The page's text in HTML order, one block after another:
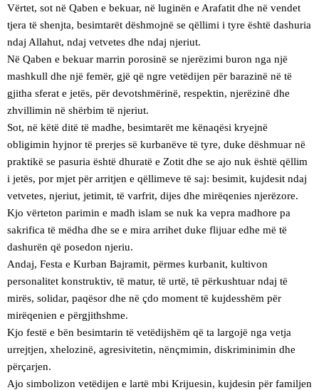
Vërtet, sot në Qaben e bekuar, në luginën e Arafatit dhe në vendet
tjera të shenjta, besimtarët dëshmojnë se qëllimi i tyre është dashuria
ndaj Allahut, ndaj vetvetes dhe ndaj njeriut.
Në Qaben e bekuar marrin porosinë se njerëzimi buron nga një
mashkull dhe një femër, gjë që ngre vetëdijen për barazinë në të
gjitha sferat e jetës, për devotshmërinë, respektin, njerëzinë dhe
zhvillimin në shërbim të njeriut.
Sot, në këtë ditë të madhe, besimtarët me kënaqësi kryejnë
obligimin hyjnor të prerjes së kurbanëve të tyre, duke dëshmuar në
praktikë se pasuria është dhuratë e Zotit dhe se ajo nuk është qëllim
i jetës, por mjet për arritjen e qëllimeve të saj: besimit, kujdesit ndaj
vetvetes, njeriut, jetimit, të varfrit, dijes dhe mirëqenies njerëzore.
Kjo vërteton parimin e madh islam se nuk ka vepra madhore pa
sakrifica të mëdha dhe se e mira arrihet duke flijuar edhe më të
dashurën që posedon njeriu.
Andaj, Festa e Kurban Bajramit, përmes kurbanit, kultivon
personalitet konstruktiv, të matur, të urtë, të përkushtuar ndaj të
mirës, solidar, paqësor dhe në çdo moment të kujdesshëm për
mirëqenien e përgjithshme.
Kjo festë e bën besimtarin të vetëdijshëm që ta largojë nga vetja
urrejtjen, xhelozinë, agresivitetin, nënçmimin, diskriminimin dhe
përçarjen.
Ajo simbolizon vetëdijen e lartë mbi Krijuesin, kujdesin për familjen